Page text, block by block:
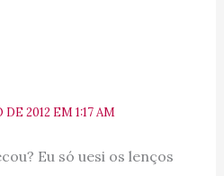
2012 EM 1:17 AM
Eu só uesi os lenços